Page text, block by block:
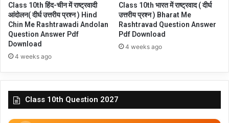
Class 10th हिंद-चीन में राष्ट्रवादी
आंदोलन( दीर्घ उत्तरीय प्रश्न ) Hind
Chin Me Rashtrawadi Andolan
Question Answer Pdf
Download
4 weeks ago
Class 10th भारत में राष्ट्रवाद ( दीर्घ
उत्तरीय प्रश्न ) Bharat Me
Rashtravad Question Answer
Pdf Download
4 weeks ago
Class 10th Question 2027